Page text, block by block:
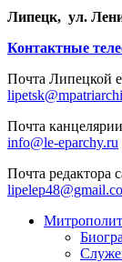
Липецк, ул.
Контактные
Почта Липецкой
Почта
info@le-eparchy.ru
Почта редактора
Митрополит